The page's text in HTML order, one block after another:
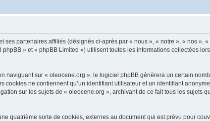
partenaires affiliés (désignés ci-après par « nous », « notre », « nos »,
» et « phpBB Limited ») utilisent toutes les informations collectées
naviguant sur « oleocene.org », le logiciel phpBB génèrera un certain
ne contiennent qu’un identifiant utilisateur et un identifiant
sur les sujets de « oleocene.org », archivant de ce fait tous les sujets
quatrième sorte de cookies, externes au document qui est prévu pour